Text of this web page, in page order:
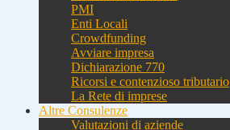
PMI
Enti Locali
Crowdfunding
Avviare impresa
Dichiarazione 770
Ricorsi e contenzioso tributario
La Rete di imprese
Altre Consulenze
Valutazioni di aziende